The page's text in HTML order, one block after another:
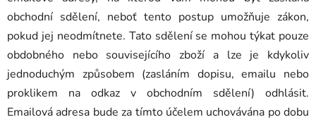
obchodní sdělení, neboť tento postup umožňuje zákon,
pokud jej neodmítnete. Tato sdělení se mohou týkat pouze
obdobného nebo souvisejícího zboží a lze je kdykoliv
jednoduchým způsobem (zasláním dopisu, emailu nebo
proklikem na odkaz v obchodním sdělení) odhlásit.
Emailová adresa bude za tímto účelem uchovávána po dobu